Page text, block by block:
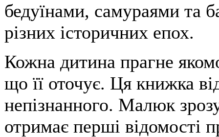
бедуїнами, самураями та
різних історичних епох.
Кожна дитина прагне
що її оточує. Ця книжка
непізнанного. Малюк
отримає перші відомості